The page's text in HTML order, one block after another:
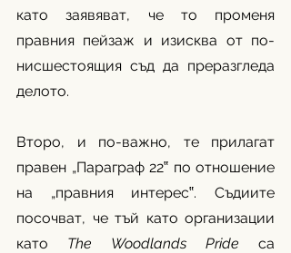
като заявяват, че то променя
правния пейзаж и изисква от по-
нисшестоящия съд да преразгледа
делото.
Второ, и по-важно, те прилагат
правен „Параграф 22‟ по отношение
на „правния интерес‟. Съдиите
посочват, че тъй като организации
като The Woodlands Pride са